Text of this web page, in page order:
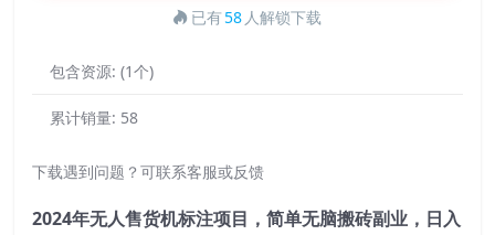
已有58 人解锁下载
包含资源: (1个)
累计销量: 58
下载遇到问题？可联系客服或反馈
2024年无人售货机标注项目，简单无脑搬砖副业，日入